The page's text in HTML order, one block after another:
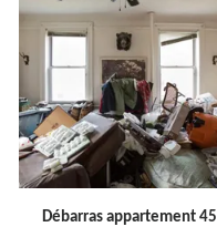
Débarras appartement 45